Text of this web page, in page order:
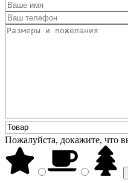
Пожалуйста, докажите, что